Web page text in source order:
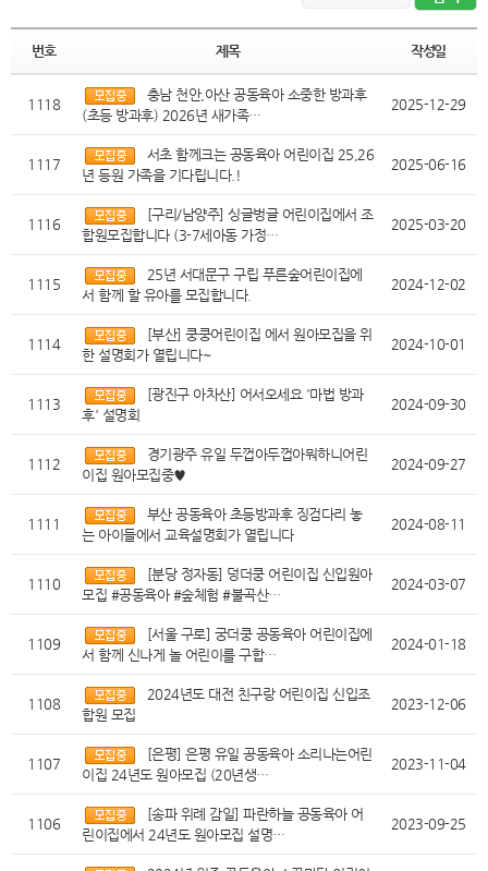
번호 제목 작성일
1118
충남 천안,아산 공동육아 소중한 방과후
(초등 방과후) 2026년 새가족…
2025-12-29
1117
서초 함께크는 공동육아 어린이집 25,26
년 등원 가족을 기다립니다.!
2025-06-16
1116
[구리/남양주] 싱글벙글 어린이집에서 조
합원모집합니다 (3-7세아동 가정…
2025-03-20
1115
25년 서대문구 구립 푸른숲어린이집에
서 함께 할 유아를 모집합니다.
2024-12-02
1114
[부산] 쿵쿵어린이집 에서 원아모집을 위
한 설명회가 열립니다~
2024-10-01
1113
[광진구 아차산] 어서오세요 '마법 방과
후' 설명회
2024-09-30
1112
경기광주 유일 두껍아두껍아뭐하니어린
이집 원아모집중♥
2024-09-27
1111
부산 공동육아 초등방과후 징검다리 놓
는 아이들에서 교육설명회가 열립니다
2024-08-11
1110
[분당 정자동] 덩더쿵 어린이집 신입원아
모집 #공동육아 #숲체험 #불곡산…
2024-03-07
1109
[서울 구로] 궁더쿵 공동육아 어린이집에
서 함께 신나게 놀 어린이를 구합…
2024-01-18
1108
2024년도 대전 친구랑 어린이집 신입조
합원 모집
2023-12-06
1107
[은평] 은평 유일 공동육아 소리나는어린
이집 24년도 원아모집 (20년생…
2023-11-04
1106
[송파 위례 감일] 파란하늘 공동육아 어
린이집에서 24년도 원아모집 설명…
2023-09-25